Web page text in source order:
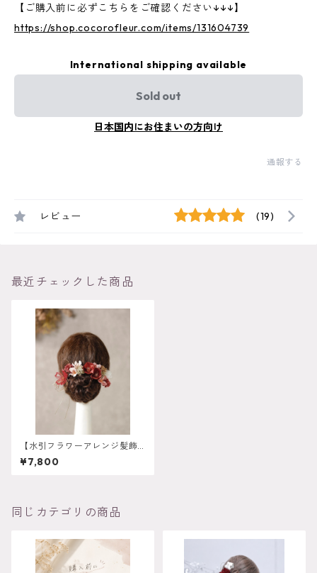
【ご購入前に必ずこちらをご確認ください↓↓↓】
https://shop.cocorofleur.com/items/131604739
International shipping available
Sold out
日本国内にお住まいの方向け
通報する
レビュー (19)
最近チェックした商品
【水引フラワーアレンジ髪飾
り カッパー】成人式 卒業
式 結婚式 k-0133
¥7,800
同じカテゴリの商品